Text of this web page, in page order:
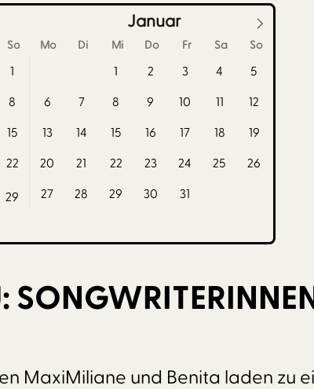
Januar
So Mo Di Mi Do Fr Sa So
1
8
15
22
29
1 2 3 4
5
6
7 8 9 10 11
12
13
14 15 16 17 18
19
20
21 22 23 24 25
26
27
28 29 30 31
MaxiMiliane und Benita laden zu